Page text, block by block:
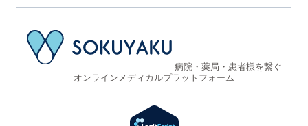
病院・薬局・患者様を繋ぐ
オンラインメディカルプラットフォーム